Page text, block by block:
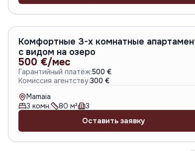
A-
Комфортные 3-х комнатные
с видом на озеро
500 €/мес
Гарантийный платёж:500 €
Комиссия агентству:300 €
Mamaia
3 комн. 80 м² 3
Оставить заявку